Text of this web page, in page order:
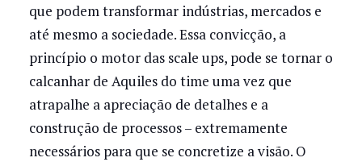
que podem transformar indústrias, mercados e
até mesmo a sociedade. Essa convicção, a
princípio o motor das scale ups, pode se tornar o
calcanhar de Aquiles do time uma vez que
atrapalhe a apreciação de detalhes e a
construção de processos – extremamente
necessários para que se concretize a visão. O